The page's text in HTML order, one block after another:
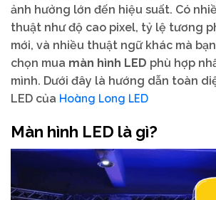
ảnh hưởng lớn đến hiệu suất. Có
thuật như độ cao pixel, tỷ lệ tương
mới, và nhiều thuật ngữ khác mà
chọn mua màn hình LED phù hợp
mình. Dưới đây là hướng dẫn toàn
LED của Hoàng Long LED
Màn hình LED là gì?